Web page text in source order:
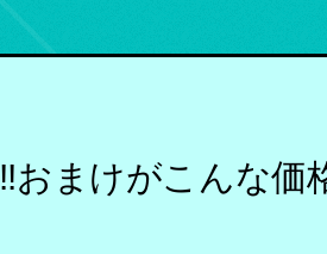
おまけがこんな価